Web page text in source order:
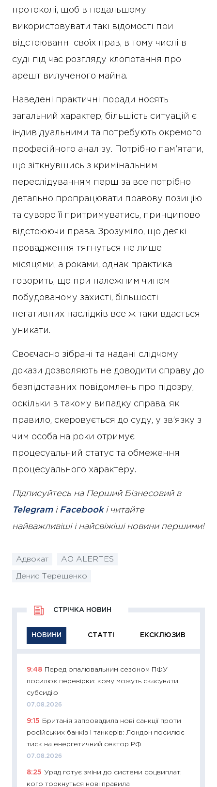
протоколі, щоб в подальшому
використовувати такі відомості при
відстоюванні своїх прав, в тому числі в
суді під час розгляду клопотання про
арешт вилученого майна.
Наведені практичні поради носять
загальний характер, більшість ситуацій є
індивідуальними та потребують окремого
професійного аналізу. Потрібно пам’ятати,
що зіткнувшись з кримінальним
переслідуванням перш за все потрібно
детально пропрацювати правову позицію
та суворо її притримуватись, принципово
відстоюючи права. Зрозуміло, що деякі
провадження тягнуться не лише
місяцями, а роками, однак практика
говорить, що при належним чином
побудованому захисті, більшості
негативних наслідків все ж таки вдається
уникати.
Своєчасно зібрані та надані слідчому
докази дозволяють не доводити справу до
безпідставних повідомлень про підозру,
оскільки в такому випадку справа, як
правило, скеровується до суду, у зв’язку з
чим особа на роки отримує
процесуальний статус та обмеження
процесуального характеру.
Підписуйтесь на Перший Бізнесовий в
Telegramі Facebookі читайте
найважливіші і найсвіжіші новини першими!
Адвокат АО ALERTES
Денис Терещенко
НОВИНИ СТАТТІ ЕКСКЛЮЗИВ
СТРІЧКА НОВИН
9:48 Перед опалювальним сезоном ПФУ
посилює перевірки: кому можуть скасувати
субсидію
07.08.2026
9:15
Британія запровадила нові санкції проти
російських банків і танкерів: Лондон посилює
тиск на енергетичний сектор РФ
07.08.2026
8:25 Уряд готує зміни до системи соцвиплат:
кого торкнуться нові правила